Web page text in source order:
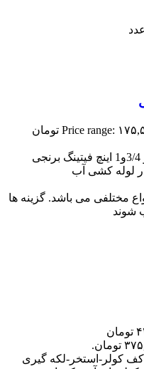
Price range: ۱۷۵,۵۰۰ تومان
رابط فیتینگی مخزن مدل برنجی1/2 و 3/4و1 اینچ فیتینگ برنجی
لوله کشی آب
مختلفی می باشد. گزینه ها
شوند
قیمت اصلی: ۴۴۰,۰۰۰ تومان
مدل 110361-مناسب کف کولر-استخر-لکه گیری